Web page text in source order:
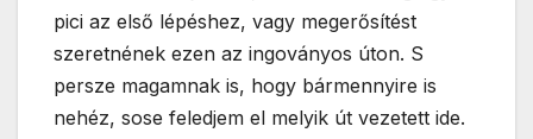
pici az első lépéshez, vagy megerősítést
szeretnének ezen az ingoványos úton. S
persze magamnak is, hogy bármennyire is
nehéz, sose feledjem el melyik út vezetett ide.